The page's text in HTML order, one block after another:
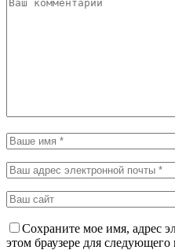
Сохраните мое имя, адрес
этом браузере для следующего